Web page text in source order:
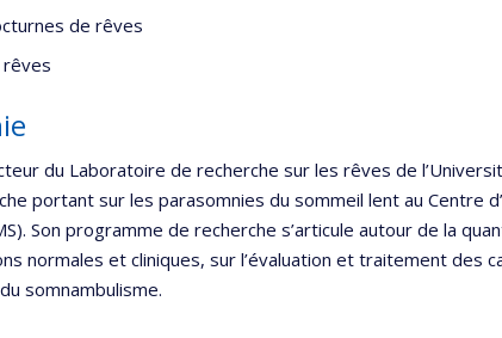
de rêves
rêves
du Laboratoire de recherche sur les rêves de
portant sur les parasomnies du sommeil lent au Centre
Son programme de recherche s’articule autour de la
normales et cliniques, sur l’évaluation et traitement des
somnambulisme.